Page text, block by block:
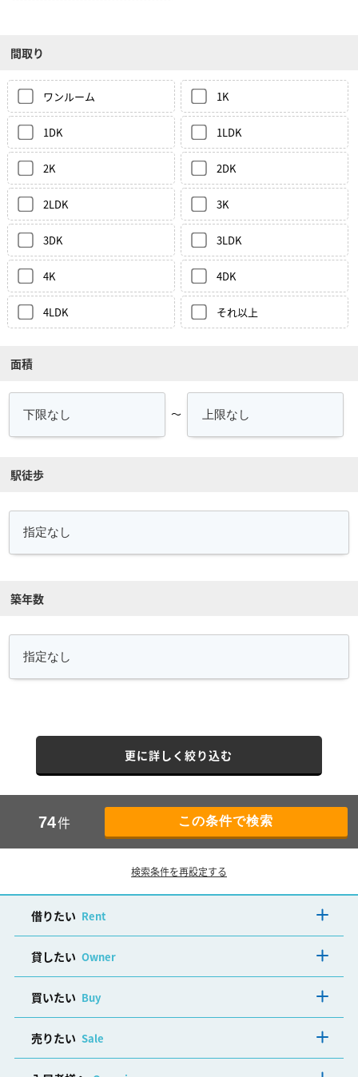
間取り
ワンルーム 1K
1DK 1LDK
2K 2DK
2LDK 3K
3DK 3LDK
4K 4DK
4LDK それ以上
面積
～
駅徒歩
築年数
更に詳しく絞り込む
74件
検索条件を再設定する
借りたい Rent
貸したい Owner
買いたい Buy
売りたい Sale